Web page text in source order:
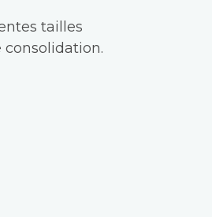
tailles
consolidation.